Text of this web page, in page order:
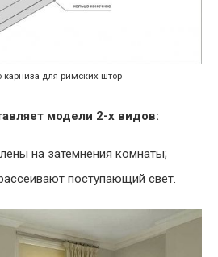
карниза для римских штор
модели 2-х видов:
на затемнения комнаты;
поступающий свет.